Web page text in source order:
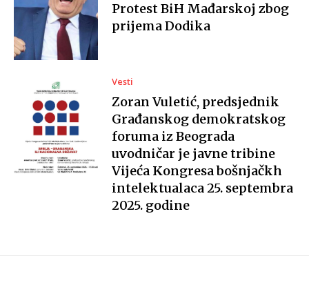
Protest BiH Mađarskoj zbog
prijema Dodika
Vesti
Zoran Vuletić, predsjednik
Građanskog demokratskog
foruma iz Beograda
uvodničar je javne tribine
Vijeća Kongresa bošnjačkh
intelektualaca 25. septembra
2025. godine